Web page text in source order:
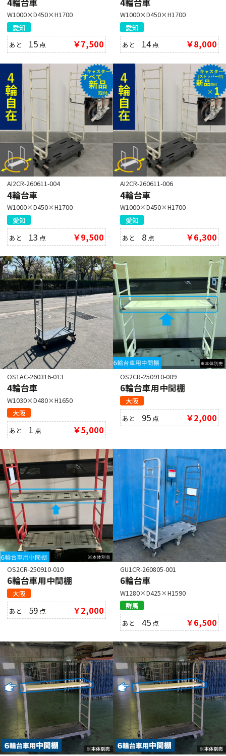
4輪台車
W1000×D450×H1700
愛知
あと 15 点 ￥7,500
4輪台車
W1000×D450×H1700
愛知
あと 14点 ￥8,000
AI2CR-260611-004
4輪台車
W1000×D450×H1700
愛知
あと 13 点 ￥9,500
AI2CR-260611-006
4輪台車
W1000×D450×H1700
愛知
あと 8 点 ￥6,300
OS1AC-260316-013
4輪台車
W1030×D480×H1650
大阪
あと 1 点 ￥5,000
OS2CR-250910-009
6輪台車用中間棚
大阪
あと 95 点 ￥2,000
OS2CR-250910-010
6輪台車用中間棚
大阪
あと 59 点 ￥2,000
GU1CR-260805-001
6輪台車
W1280×D425×H1590
群馬
あと45 点 ￥6,500